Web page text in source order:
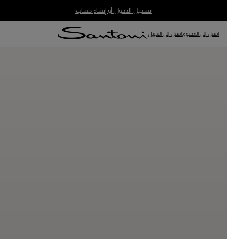
تسجيل الدخول أو إنشاء حساب
انتقل إلى المحتوىانتقل إلى التذييل